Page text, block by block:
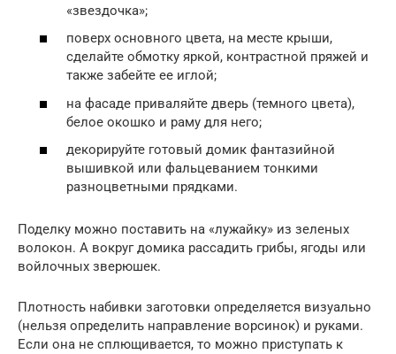
«звездочка»;
поверх основного цвета, на месте крыши,
сделайте обмотку яркой, контрастной пряжей и
также забейте ее иглой;
на фасаде приваляйте дверь (темного цвета),
белое окошко и раму для него;
декорируйте готовый домик фантазийной
вышивкой или фальцеванием тонкими
разноцветными прядками.
Поделку можно поставить на «лужайку» из зеленых
волокон. А вокруг домика рассадить грибы, ягоды или
войлочных зверюшек.
Плотность набивки заготовки определяется визуально
(нельзя определить направление ворсинок) и руками.
Если она не сплющивается, то можно приступать к